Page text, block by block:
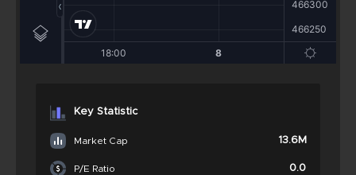
Key Statistic
Market Cap 13.6M
P/E Ratio 0.0